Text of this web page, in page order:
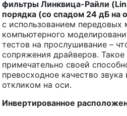
фильтры Линквица-Райли
порядка (со спадом 24 дБ на
с использованием передовых
компьютерного
тестов на прослушивание –
сопряжения драйверов.
примечательно своей
превосходное качество
откликом на оси.
Инвертированное